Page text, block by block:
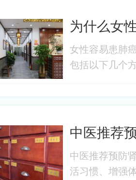
为什么女
女性容易患肺
包括以下几个方
中医推荐
中医推荐预防
活习惯、增强体